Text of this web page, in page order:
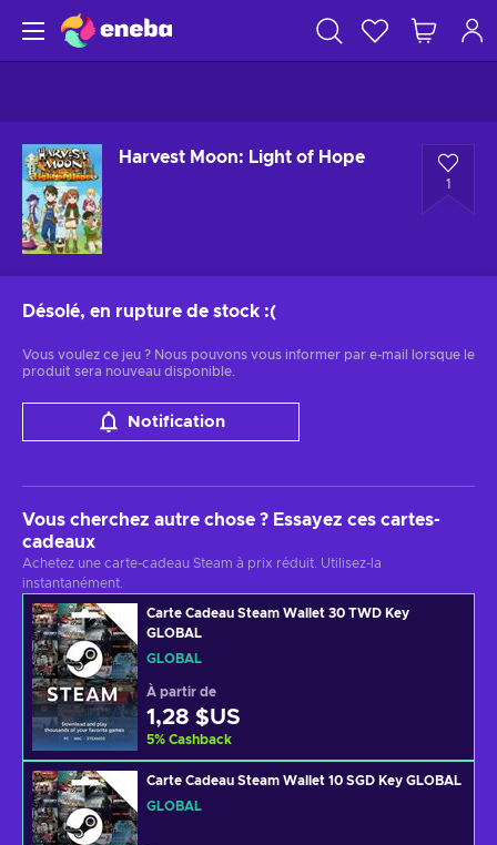
Harvest Moon: Light of Hope
1
Désolé, en rupture de stock :(
Vous voulez ce jeu ? Nous pouvons vous informer par e-mail lorsque le
produit sera nouveau disponible.
Notification
Vous cherchez autre chose ? Essayez ces cartes-
cadeaux
Achetez une carte-cadeau Steam à prix réduit. Utilisez-la
instantanément.
Carte Cadeau Steam Wallet 30 TWD Key
GLOBAL
GLOBAL
À partir de
1,28 $US
5% Cashback
Carte Cadeau Steam Wallet 10 SGD Key GLOBAL
GLOBAL